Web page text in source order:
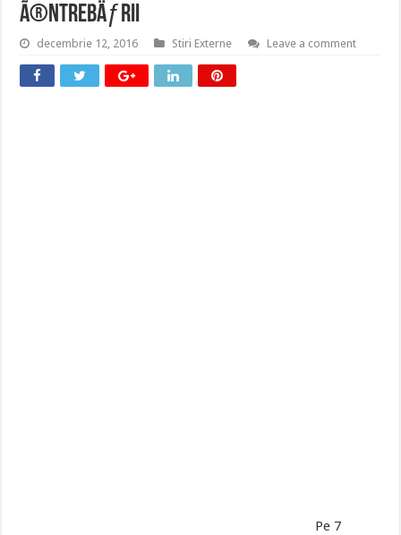
Ã®ntrebÄƒrii
decembrie 12, 2016 Stiri Externe Leave a comment
Pe 7